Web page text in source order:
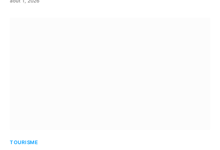
TOURISME